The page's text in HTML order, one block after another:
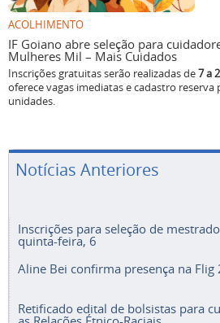
ACOLHIMENTO
IF Goiano abre seleção para
Mulheres Mil – Mais Cuidados
Inscrições gratuitas serão realizadas de7 a
oferece vagas imediatas e cadastro reserva
unidades.
Notícias Anteriores
Inscrições para seleção de
quinta-feira, 6
Aline Bei confirma presença na Flig
Retificado edital de bolsistas para